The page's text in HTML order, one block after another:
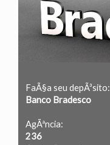
FaÃ§a seu depÃ³sito:
Banco Bradesco
AgÃªncia:
236